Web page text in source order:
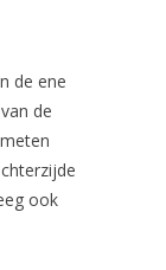
de ene
de
ook